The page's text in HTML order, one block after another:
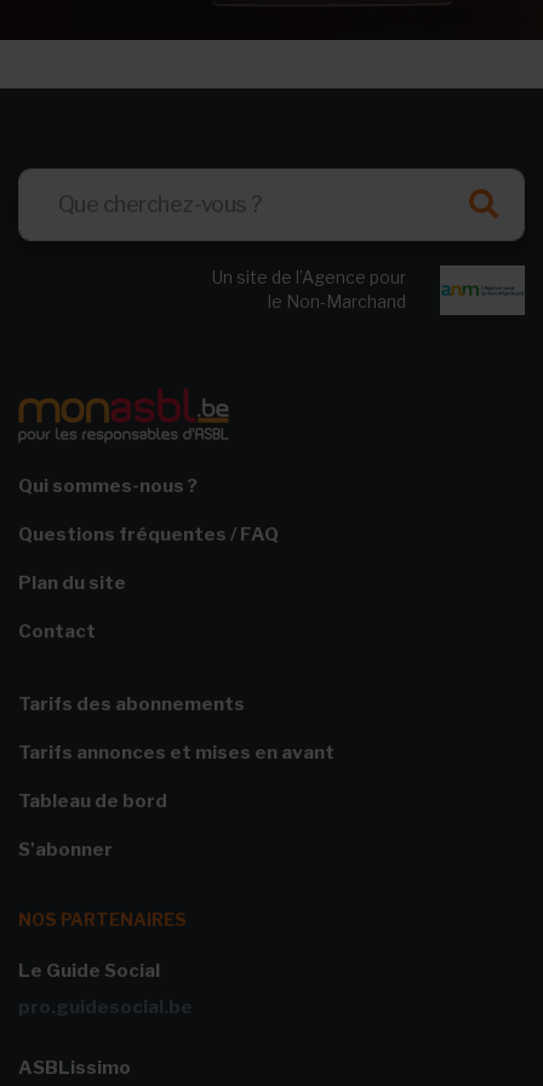
Un site de l’Agence pour
le Non-Marchand
Qui sommes-nous ?
Questions fréquentes / FAQ
Plan du site
Contact
Tarifs des abonnements
Tarifs annonces et mises en avant
Tableau de bord
S'abonner
NOS PARTENAIRES
Le Guide Social
pro.guidesocial.be
ASBLissimo